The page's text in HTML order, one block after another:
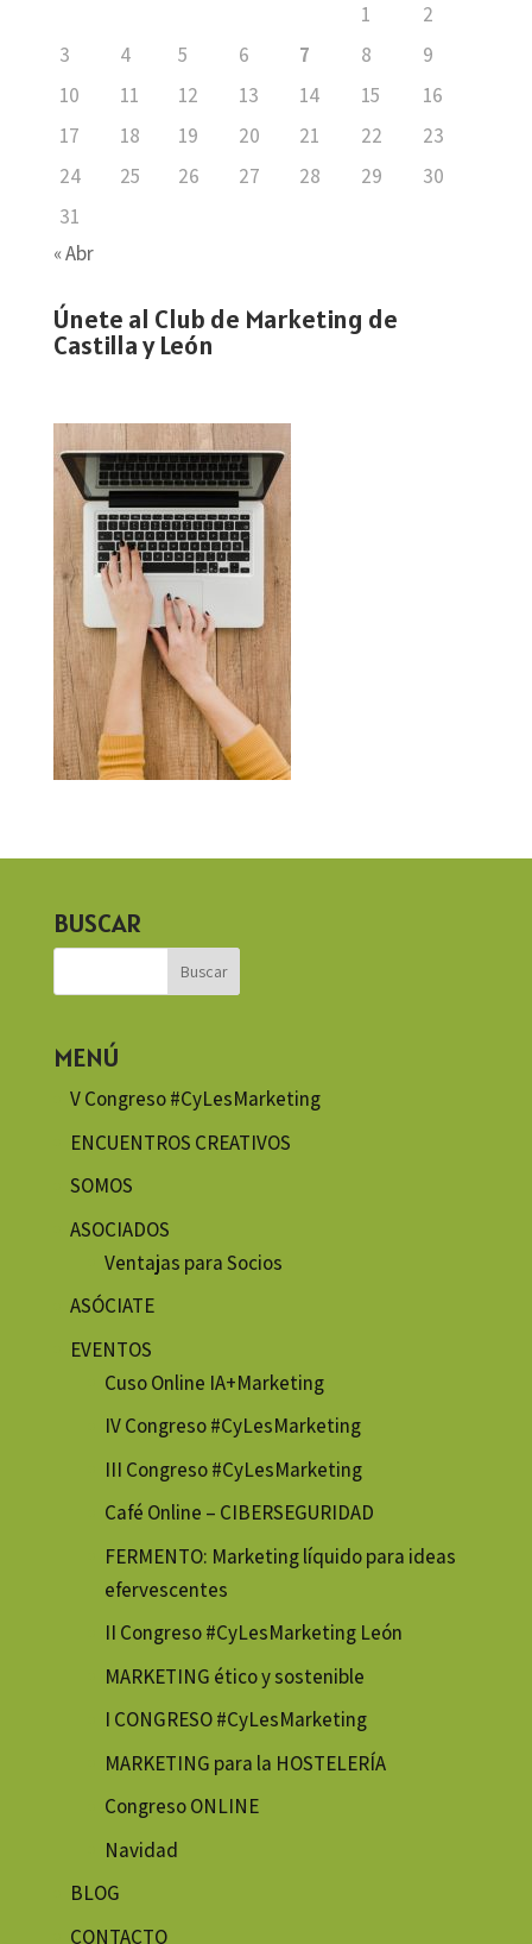
1
2
3
4 5 6 7 8
9
10
11 12 13 14 15
16
17
18 19 20 21 22
23
24
25 26 27 28 29
30
31
« Abr
Únete al Club de Marketing de
Castilla y León
BUSCAR
MENÚ
V Congreso #CyLesMarketing
ENCUENTROS CREATIVOS
SOMOS
ASOCIADOS
Ventajas para Socios
ASÓCIATE
EVENTOS
Cuso Online IA+Marketing
IV Congreso #CyLesMarketing
III Congreso #CyLesMarketing
Café Online – CIBERSEGURIDAD
FERMENTO: Marketing líquido para ideas
efervescentes
II Congreso #CyLesMarketing León
MARKETING ético y sostenible
I CONGRESO #CyLesMarketing
MARKETING para la HOSTELERÍA
Congreso ONLINE
Navidad
BLOG
CONTACTO